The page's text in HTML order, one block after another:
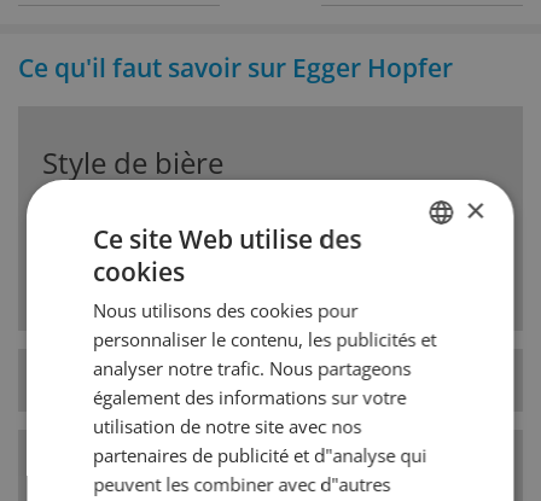
Ce qu'il faut savoir sur Egger Hopfer
Style de bière
De la bière blonde fine à basse fermentation avec
un bel arôme de houblon amère.
Type de levure basse fermentation
Catégorie de style
de bière
Bières blondes
×
Ce site Web utilise des
cookies
Nous utilisons des cookies pour
personnaliser le contenu, les publicités et
analyser notre trafic. Nous partageons
également des informations sur votre
utilisation de notre site avec nos
partenaires de publicité et d"analyse qui
peuvent les combiner avec d"autres